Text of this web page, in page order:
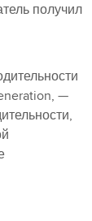
получил
—